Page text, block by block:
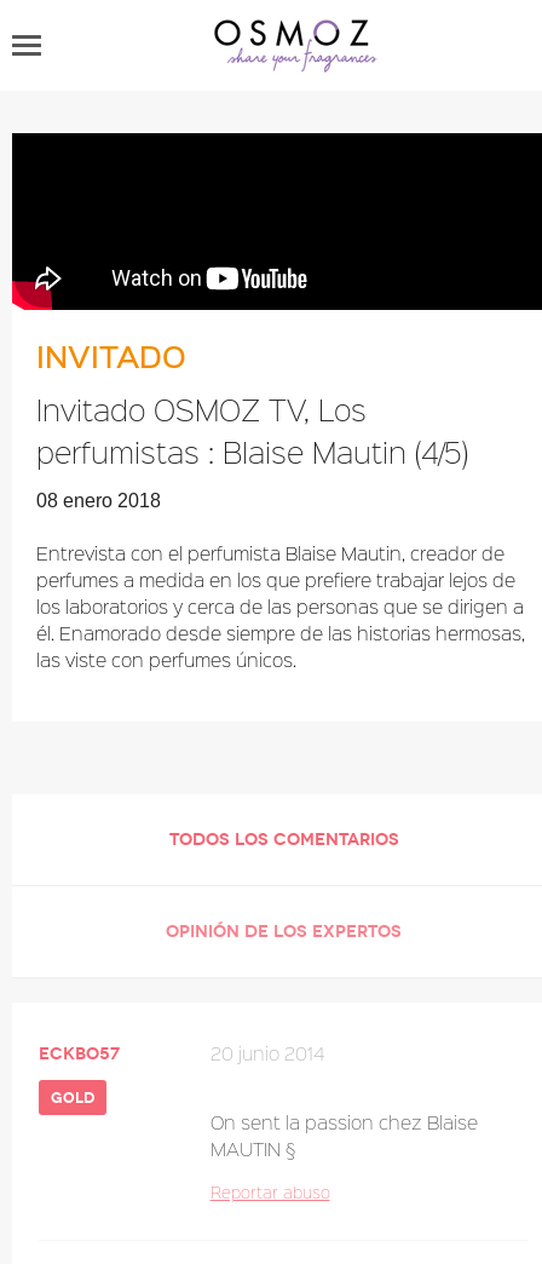
INVITADO
Invitado OSMOZ TV, Los
perfumistas : Blaise Mautin (4/5)
08 enero 2018
Entrevista con el perfumista Blaise Mautin, creador de
perfumes a medida en los que prefiere trabajar lejos de
los laboratorios y cerca de las personas que se dirigen a
él. Enamorado desde siempre de las historias hermosas,
las viste con perfumes únicos.
TODOS LOS COMENTARIOS
OPINIÓN DE LOS EXPERTOS
eckbo57
gold
20 junio 2014
On sent la passion chez Blaise
MAUTIN §
Reportar abuso